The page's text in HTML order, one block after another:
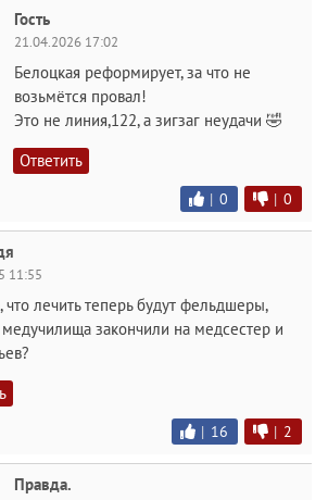
Гость
21.04.2026 17:02
Белоцкая реформирует, за что не
возьмётся провал!
Это не линия,122, а зигзаг неудачи 🤣
Ответить
| 0 | 0
11:55
что лечить теперь будут фельдшеры,
закончили на медсестер и
| 16 | 2
Правда.